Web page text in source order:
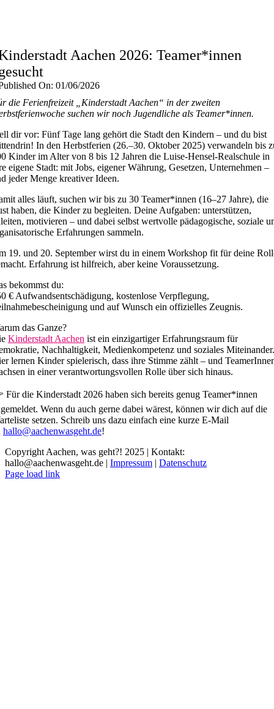
Aachen 2026: Teamer*innen
On: 01/06/2026
die Ferienfreizeit „Kinderstadt Aachen“ in der zweiten
suchen wir noch Jugendliche als Teamer*innen.
dir vor: Fünf Tage lang gehört die Stadt den Kindern – und du bist
In den Herbstferien (26.–30. Oktober 2025) verwandeln bis
Kinder im Alter von 8 bis 12 Jahren die Luise-Hensel-Realschulein
eigene Stadt: mit Jobs, eigener Währung, Gesetzen, Unternehmen –
jeder Menge kreativer Ideen.
alles läuft, suchen wirbis zu 30 Teamer*innen (16–27 Jahre), die
haben, die Kinder zu begleiten. Deine Aufgaben: unterstützen,
motivieren – und dabei selbst wertvolle pädagogische, soziale
Erfahrungen sammeln.
19. und 20. September wirst du in einem Workshop fit für deine
Erfahrung ist hilfreich, aber keine Voraussetzung.
bekommst du:
€ Aufwandsentschädigung, kostenlose Verpflegung,
und auf Wunsch ein offizielles Zeugnis.
das Ganze?
Kinderstadt Aachen ist ein einzigartiger Erfahrungsraum für
Nachhaltigkeit, Medienkompetenz und soziales Miteinander.
lernen Kinder spielerisch, dass ihre Stimme zählt – und
in einer verantwortungsvollen Rolle über sich hinaus.
Für die Kinderstadt 2026 haben sich bereits genug Teamer*innen
Wenn du auch gerne dabei wärest, können wir dich auf die
setzen. Schreib uns dazu einfach eine kurze E-Mail
hallo@aachenwasgeht.de!
Copyright Aachen, was geht?! 2025 | Kontakt:
hallo@aachenwasgeht.de | Impressum | Datenschutz
Instagram
LinkedIn
Tiktok
YouTube
Page load link